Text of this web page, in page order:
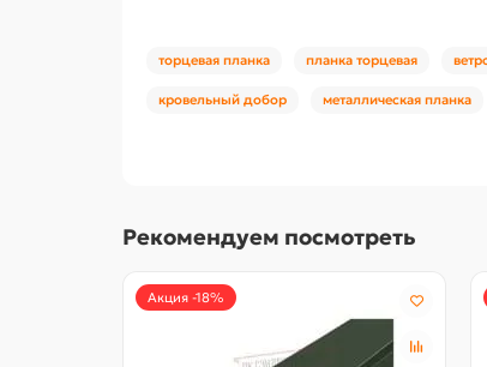
торцевая планка планка торцевая
кровельный добор металлическая планка
Рекомендуем посмотреть
Акция -18%